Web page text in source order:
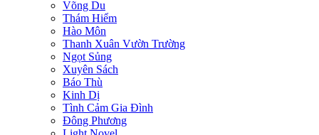
Võng Du
Thám Hiểm
Hào Môn
Thanh Xuân Vườn Trường
Ngọt Sủng
Xuyên Sách
Báo Thù
Kinh Dị
Tình Cảm Gia Đình
Đông Phương